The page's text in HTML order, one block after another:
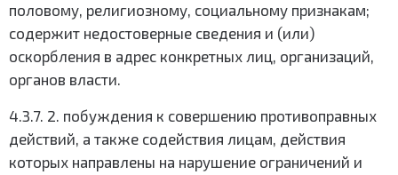
половому, религиозному, социальному признакам;
содержит недостоверные сведения и (или)
оскорбления в адрес конкретных лиц, организаций,
органов власти.
4.3.7. 2. побуждения к совершению противоправных
действий, а также содействия лицам, действия
которых направлены на нарушение ограничений и